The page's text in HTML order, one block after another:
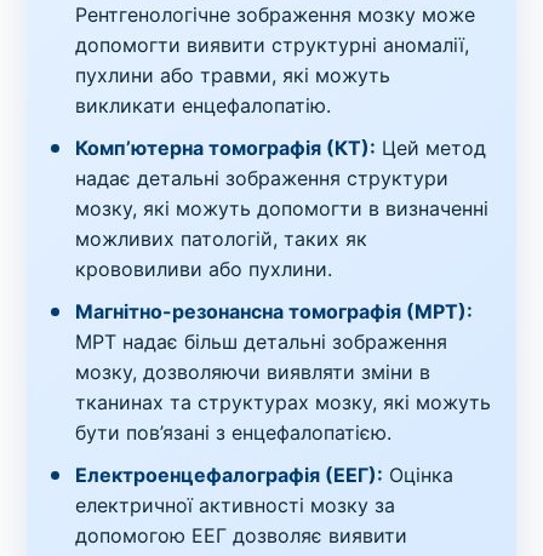
Рентгенологічне зображення мозку може
допомогти виявити структурні аномалії,
пухлини або травми, які можуть
викликати енцефалопатію.
Комп’ютерна томографія (КТ): Цей метод
надає детальні зображення структури
мозку, які можуть допомогти в визначенні
можливих патологій, таких як
крововиливи або пухлини.
Магнітно-резонансна томографія (МРТ):
МРТ надає більш детальні зображення
мозку, дозволяючи виявляти зміни в
тканинах та структурах мозку, які можуть
бути пов’язані з енцефалопатією.
Електроенцефалографія (ЕЕГ): Оцінка
електричної активності мозку за
допомогою ЕЕГ дозволяє виявити